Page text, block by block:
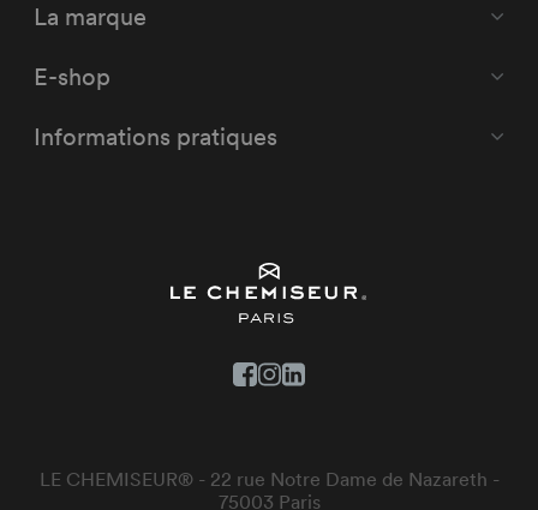
La marque
E-shop
Informations pratiques
LE CHEMISEUR® - 22 rue Notre Dame de Nazareth -
75003 Paris